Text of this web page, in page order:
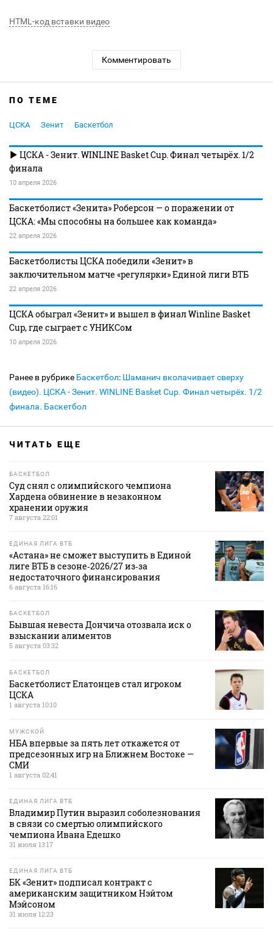
HTML-код вставки видео
Комментировать
ПО ТЕМЕ
ЦСКА Зенит Баскетбол
ЦСКА - Зенит. WINLINE Basket Cup. Финал четырёх. 1/2
финала
10 апреля 2026
Баскетболист «Зенита» Роберсон — о поражении от
ЦСКА: «Мы способны на большее как команда»
22 апреля 2026
Баскетболисты ЦСКА победили «Зенит» в
заключительном матче «регулярки» Единой лиги ВТБ
22 апреля 2026
ЦСКА обыграл «Зенит» и вышел в финал Winline Basket
Cup, где сыграет с УНИКСом
10 апреля 2026
Ранее в рубрике Баскетбол: Шаманич вколачивает сверху
(видео). ЦСКА - Зенит. WINLINE Basket Cup. Финал четырёх. 1/2
финала. Баскетбол
ЧИТАТЬ ЕЩЕ
БАСКЕТБОЛ
Суд снял с олимпийского чемпиона
Хардена обвинение в незаконном
хранении оружия
7 августа 22:01
ЕДИНАЯ ЛИГА ВТБ
«Астана» не сможет выступить в Единой
лиге ВТБ в сезоне‑2026/27 из‑за
недостаточного финансирования
6 августа 16:16
БАСКЕТБОЛ
Бывшая невеста Дончича отозвала иск о
взыскании алиментов
5 августа 03:32
БАСКЕТБОЛ
Баскетболист Елатонцев стал игроком
ЦСКА
1 августа 10:10
МУЖСКОЙ
НБА впервые за пять лет откажется от
предсезонных игр на Ближнем Востоке —
СМИ
1 августа 02:41
ЕДИНАЯ ЛИГА ВТБ
Владимир Путин выразил соболезнования
в связи со смертью олимпийского
чемпиона Ивана Едешко
31 июля 13:17
ЕДИНАЯ ЛИГА ВТБ
БК «Зенит» подписал контракт с
американским защитником Нэйтом
Мэйсоном
31 июля 12:23